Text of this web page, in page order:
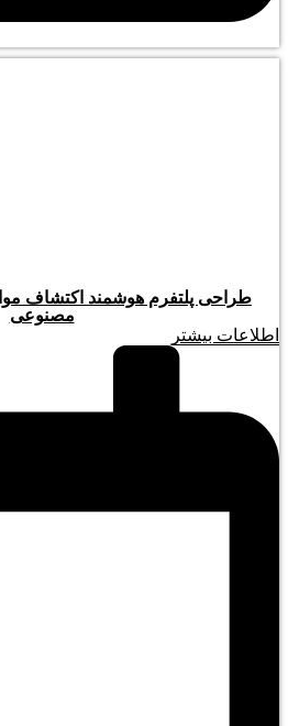
طراحی پلتفرم هوشمند اکتشاف
مصنوعی
اطلاعات بیشتر